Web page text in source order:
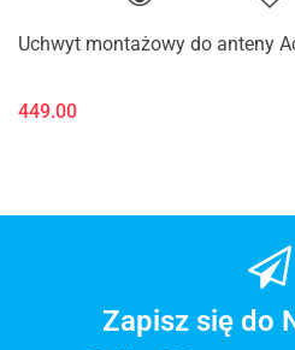
Uchwyt montażowy do anteny
449.00
Zapisz się do